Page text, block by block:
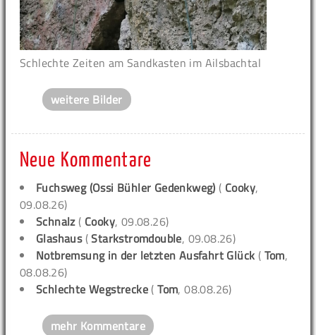
Schlechte Zeiten am Sandkasten im Ailsbachtal
weitere Bilder
Neue Kommentare
Fuchsweg (Ossi Bühler Gedenkweg) ( Cooky,
09.08.26)
Schnalz( Cooky, 09.08.26)
Glashaus(Starkstromdouble, 09.08.26)
Notbremsung in der letzten Ausfahrt Glück ( Tom,
08.08.26)
Schlechte Wegstrecke (Tom, 08.08.26)
mehr Kommentare